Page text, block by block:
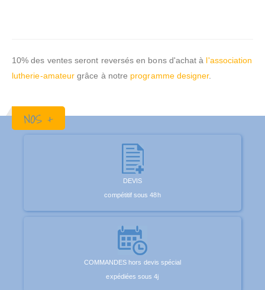
10% des ventes seront reversés en bons d'achat à l'association
lutherie-amateur grâce à notre programme designer.
NOS +
DEVIS
compétitif sous 48h
COMMANDES hors devis spécial
expédiées sous 4j